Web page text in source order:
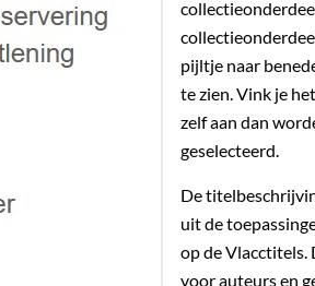
pijltje naar
te zien. Vink je
zelf aan dan
geselecteerd.
De
uit de
op de Vlacctitels.
voor auteurs en